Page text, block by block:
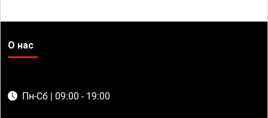
О нас
Пн-Сб | 09:00 - 19:00